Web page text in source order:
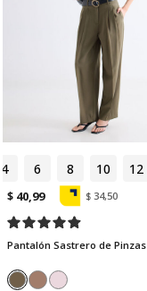
4 6 8 10 12
$ 40,99 $ 34,50
Pantalón Sastrero de Pinzas